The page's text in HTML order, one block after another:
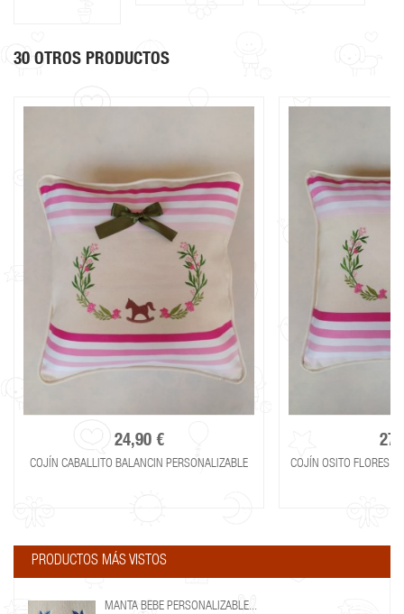
30 OTROS PRODUCTOS
24,90 €
COJÍN CABALLITO BALANCIN PERSONALIZABLE COJÍN OSITO FLORES
PRODUCTOS MÁS VISTOS
MANTA BEBE PERSONALIZABLE...